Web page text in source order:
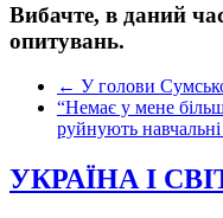
Вибачте, в даний
опитувань.
← У голови
“Немає у мене
руйнують
УКРАЇНА І